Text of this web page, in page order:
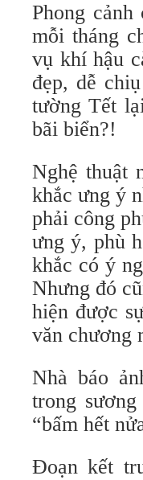
Phong
mỗi tháng
vụ khí hậu
đẹp, dễ
tường Tết
bãi biển?!
Nghệ thuật
khắc ưng ý
phải công
ưng ý, phù
khắc có ý
Nhưng đó
hiện được
văn chương
Nhà báo
trong
“bấm hết
Đoạn kết